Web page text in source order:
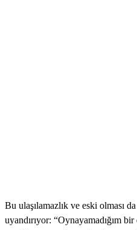
Bu ulaşılamazlık ve eski olması
uyandırıyor: “Oynayamadığım